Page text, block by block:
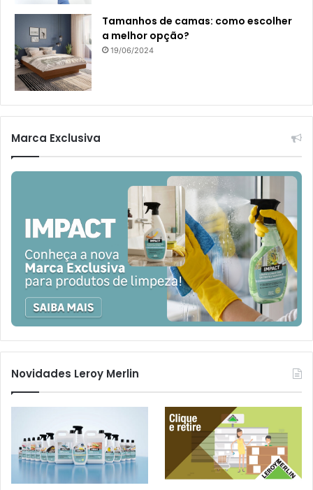
Tamanhos de camas: como escolher
a melhor opção?
19/06/2024
Marca Exclusiva
Novidades Leroy Merlin